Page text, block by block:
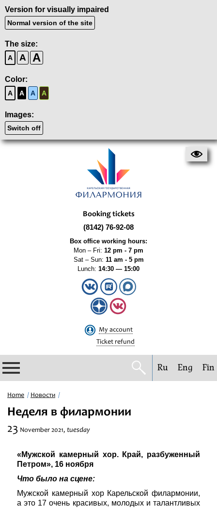
Version for visually impaired
Normal version of the site
The size:
A A A
Color:
A A A A
Images:
Switch off
Booking tickets
(8142) 76-92-08
Box office working hours:
Mon – Fri: 12 pm - 7 pm
Sat – Sun: 11 am - 5 pm
Lunch: 14:30 — 15:00
My account
Ticket refund
Philharmonic
Current events
Ru Eng Fin
Home Новости
Неделя в филармонии
23 November 2021, tuesday
«Мужской камерный хор. Край, разбуженный
Петром», 16 ноября
Что было на сцене:
Мужской камерный хор Карельской филармонии,
а это 17 очень красивых, молодых и талантливых